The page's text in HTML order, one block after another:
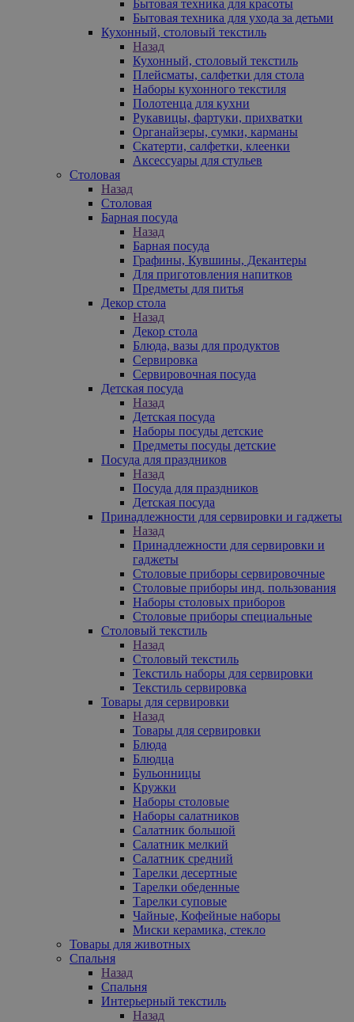
Бытовая техника для красоты
Бытовая техника для ухода за детьми
Кухонный, столовый текстиль
Назад
Кухонный, столовый текстиль
Плейсматы, салфетки для стола
Наборы кухонного текстиля
Полотенца для кухни
Рукавицы, фартуки, прихватки
Органайзеры, сумки, карманы
Скатерти, салфетки, клеенки
Аксессуары для стульев
Столовая
Назад
Столовая
Барная посуда
Назад
Барная посуда
Графины, Кувшины, Декантеры
Для приготовления напитков
Предметы для питья
Декор стола
Назад
Декор стола
Блюда, вазы для продуктов
Сервировка
Сервировочная посуда
Детская посуда
Назад
Детская посуда
Наборы посуды детские
Предметы посуды детские
Посуда для праздников
Назад
Посуда для праздников
Детская посуда
Принадлежности для сервировки и гаджеты
Назад
Принадлежности для сервировки и
гаджеты
Столовые приборы сервировочные
Столовые приборы инд. пользования
Наборы столовых приборов
Столовые приборы специальные
Столовый текстиль
Назад
Столовый текстиль
Текстиль наборы для сервировки
Текстиль сервировка
Товары для сервировки
Назад
Товары для сервировки
Блюда
Блюдца
Бульонницы
Кружки
Наборы столовые
Наборы салатников
Салатник большой
Салатник мелкий
Салатник средний
Тарелки десертные
Тарелки обеденные
Тарелки суповые
Чайные, Кофейные наборы
Миски керамика, стекло
Товары для животных
Спальня
Назад
Спальня
Интерьерный текстиль
Назад